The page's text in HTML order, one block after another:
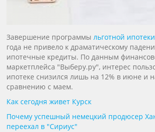
Завершение программыльготной ипотеки
года не привело к драматическому
ипотечные кредиты. По данным
маркетплейса "Выберу.ру", интерес
ипотеке снизился лишь на 12% в июне и
сравнению с маем.
Как сегодня живет Курск
Почему успешный немецкий продюсер
переехал в "Сириус"